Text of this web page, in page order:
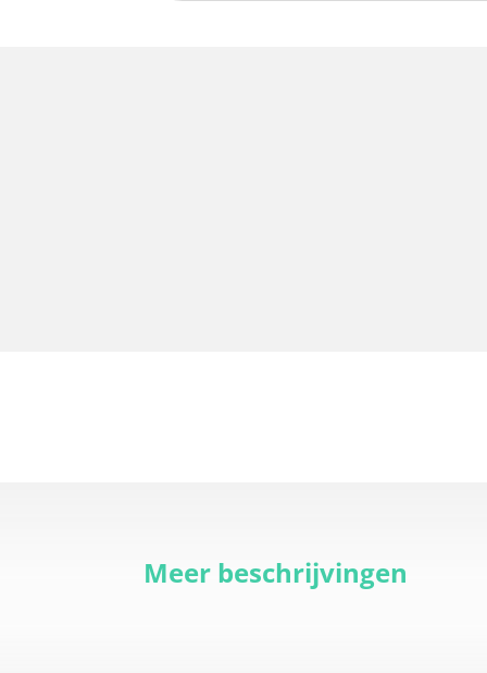
Meer beschrijvingen